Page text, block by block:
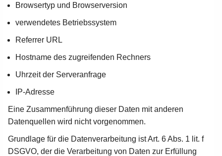
Browsertyp und Browserversion
verwendetes Betriebssystem
Referrer URL
Hostname des zugreifenden Rechners
Uhrzeit der Serveranfrage
IP-Adresse
Eine Zusammenführung dieser Daten mit anderen
Datenquellen wird nicht vorgenommen.
Grundlage für die Datenverarbeitung ist Art. 6 Abs. 1 lit. f
DSGVO, der die Verarbeitung von Daten zur Erfüllung